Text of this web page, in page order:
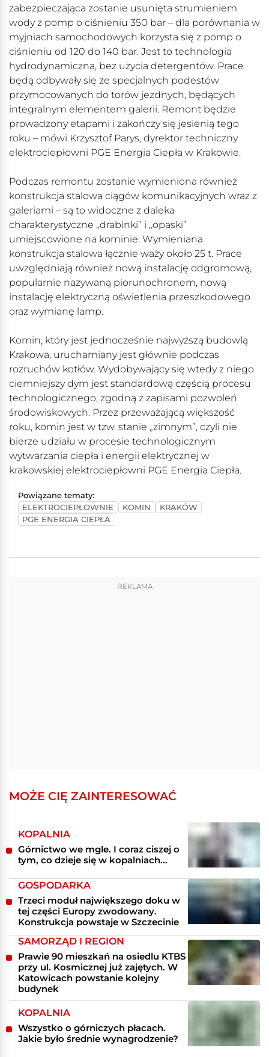
zabezpieczająca zostanie usunięta strumieniem
wody z pomp o ciśnieniu 350 bar – dla porównania w
myjniach samochodowych korzysta się z pomp o
ciśnieniu od 120 do 140 bar. Jest to technologia
hydrodynamiczna, bez użycia detergentów. Prace
będą odbywały się ze specjalnych podestów
przymocowanych do torów jezdnych, będących
integralnym elementem galerii. Remont będzie
prowadzony etapami i zakończy się jesienią tego
roku – mówi Krzysztof Parys, dyrektor techniczny
elektrociepłowni PGE Energia Ciepła w Krakowie.
Podczas remontu zostanie wymieniona również
konstrukcja stalowa ciągów komunikacyjnych wraz z
galeriami – są to widoczne z daleka
charakterystyczne „drabinki” i „opaski”
umiejscowione na kominie. Wymieniana
konstrukcja stalowa łącznie waży około 25 t. Prace
uwzględniają również nową instalację odgromową,
popularnie nazywaną piorunochronem, nową
instalację elektryczną oświetlenia przeszkodowego
oraz wymianę lamp.
Komin, który jest jednocześnie najwyższą budowlą
Krakowa, uruchamiany jest głównie podczas
rozruchów kotłów. Wydobywający się wtedy z niego
ciemniejszy dym jest standardową częścią procesu
technologicznego, zgodną z zapisami pozwoleń
środowiskowych. Przez przeważającą większość
roku, komin jest w tzw. stanie „zimnym”, czyli nie
bierze udziału w procesie technologicznym
wytwarzania ciepła i energii elektrycznej w
krakowskiej elektrociepłowni PGE Energia Ciepła.
Powiązane tematy:
ELEKTROCIEPŁOWNIE
KOMIN
KRAKÓW
PGE ENERGIA CIEPŁA
REKLAMA
MOŻE CIĘ ZAINTERESOWAĆ
KOPALNIA
Górnictwo we mgle. I coraz ciszej o
tym, co dzieje się w kopalniach...
GOSPODARKA
Trzeci moduł największego doku w
tej części Europy zwodowany.
Konstrukcja powstaje w Szczecinie
SAMORZĄD I REGION
Prawie 90 mieszkań na osiedlu KTBS
przy ul. Kosmicznej już zajętych. W
Katowicach powstanie kolejny
budynek
KOPALNIA
Wszystko o górniczych płacach.
Jakie było średnie wynagrodzenie?